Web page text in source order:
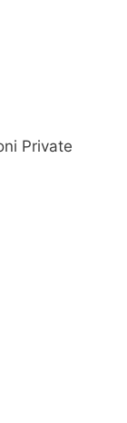
Private